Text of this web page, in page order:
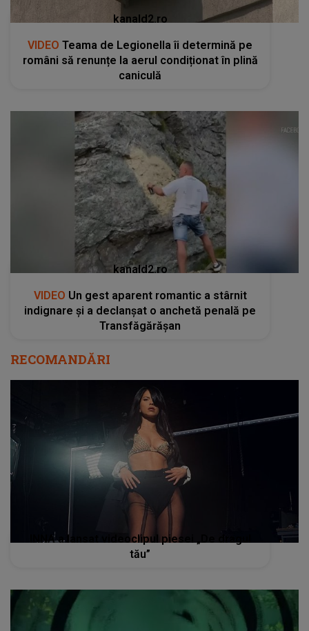
kanald2.ro
VIDEO Teama de Legionella îi determină pe
români să renunțe la aerul condiționat în plină
caniculă
kanald2.ro
VIDEO Un gest aparent romantic a stârnit
indignare și a declanșat o anchetă penală pe
Transfăgărășan
RECOMANDĂRI
INNA a lansat videoclipul piesei „De dragul
tău”